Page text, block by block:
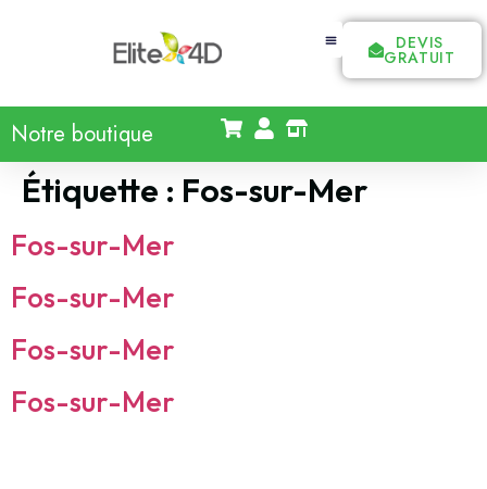
DEVIS
GRATUIT
Notre boutique
Étiquette : Fos-sur-Mer
Fos-sur-Mer
Fos-sur-Mer
Fos-sur-Mer
Fos-sur-Mer